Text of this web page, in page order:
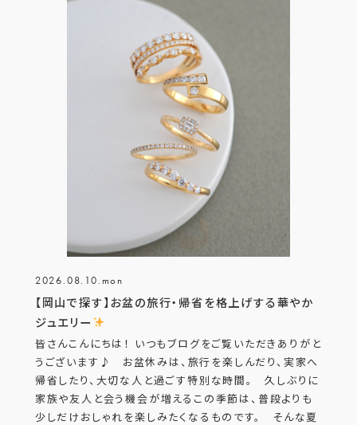
2026.08.10.mon
【岡山で探す】お盆の旅行・帰省を格上げする華やか
ジュエリー
皆さんこんにちは！ いつもブログをご覧いただきありがと
うございます♪ お盆休みは、旅行を楽しんだり、実家へ
帰省したり、大切な人と過ごす特別な時間。 久しぶりに
家族や友人と会う機会が増えるこの季節は、普段よりも
少しだけおしゃれを楽しみたくなるものです。 そんな夏